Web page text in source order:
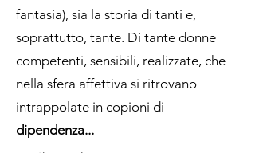
fantasia), sia la storia di tanti e,
soprattutto, tante. Di tante donne
competenti, sensibili, realizzate, che
nella sfera affettiva si ritrovano
intrappolate in copioni di
dipendenza...